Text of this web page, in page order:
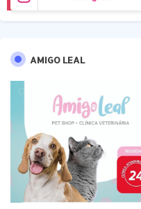
AMIGO LEAL